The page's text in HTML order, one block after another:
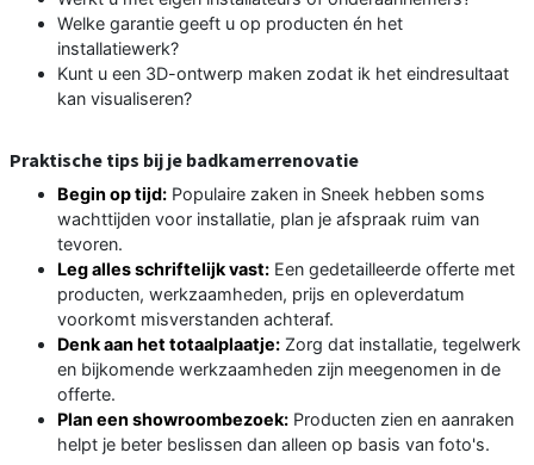
Welke garantie geeft u op producten én het
installatiewerk?
Kunt u een 3D-ontwerp maken zodat ik het eindresultaat
kan visualiseren?
Praktische tips bij je badkamerrenovatie
Begin op tijd: Populaire zaken in Sneek hebben soms
wachttijden voor installatie, plan je afspraak ruim van
tevoren.
Leg alles schriftelijk vast: Een gedetailleerde offerte met
producten, werkzaamheden, prijs en opleverdatum
voorkomt misverstanden achteraf.
Denk aan het totaalplaatje: Zorg dat installatie, tegelwerk
en bijkomende werkzaamheden zijn meegenomen in de
offerte.
Plan een showroombezoek: Producten zien en aanraken
helpt je beter beslissen dan alleen op basis van foto's.